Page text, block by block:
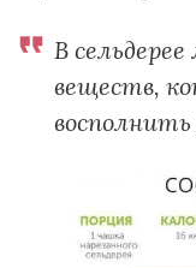
В
веществ,